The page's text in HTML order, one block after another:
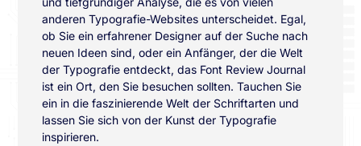
anderen Typografie-Websites unterscheidet. Egal,
ob Sie ein erfahrener Designer auf der Suche nach
neuen Ideen sind, oder ein Anfänger, der die Welt
der Typografie entdeckt, das Font Review Journal
ist ein Ort, den Sie besuchen sollten. Tauchen Sie
ein in die faszinierende Welt der Schriftarten und
lassen Sie sich von der Kunst der Typografie
inspirieren.